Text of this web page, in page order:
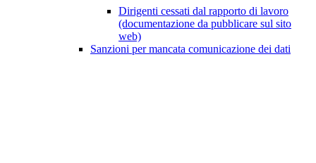
Dirigenti cessati dal rapporto di lavoro
(documentazione da pubblicare sul sito
web)
Sanzioni per mancata comunicazione dei dati